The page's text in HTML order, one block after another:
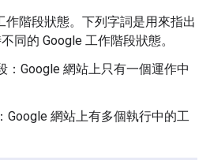
作階段狀態。下列字詞是用來指出
同的 Google 工作階段狀態。
：Google 網站上只有一個運作中
Google 網站上有多個執行中的工